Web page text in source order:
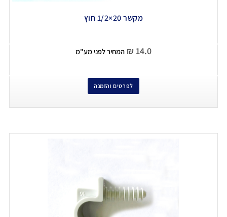
מקשר 20×1/2 חוץ
₪ 14.0 המחיר לפני מע"מ
לפרטים והזמנה